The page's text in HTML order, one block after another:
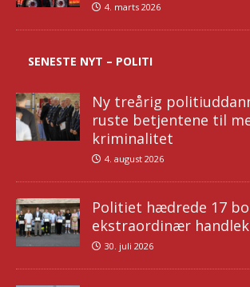
4. marts 2026
SENESTE NYT – POLITI
Ny treårig
ruste betjentene til
kriminalitet
4. august 2026
Politiet hædrede 17
ekstraordinær
30. juli 2026